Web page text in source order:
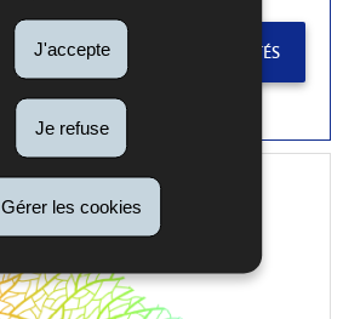
J'accepte
Je refuse
Gérer les cookies
VOIR TOUTES LES ACTUALITÉS